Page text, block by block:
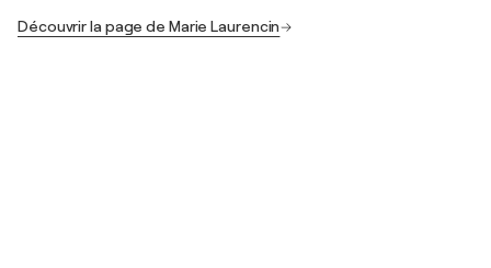
Découvrir la page de Marie Laurencin